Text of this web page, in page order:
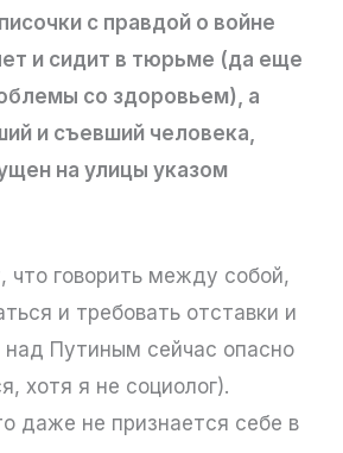
с правдой о войне
и сидит в тюрьме (да еще
со здоровьем), а
и съевший человека,
на улицы указом
что говорить между собой,
и требовать отставки и
над Путиным сейчас опасно
хотя я не социолог).
даже не признается себе в